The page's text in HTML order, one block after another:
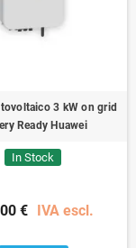
3 kW on grid
Ready Huawei
In Stock
€ IVA escl.